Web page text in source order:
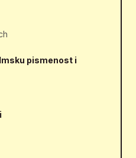
pismenost i